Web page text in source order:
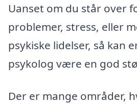
Uanset om du står over
problemer, stress, eller
psykiske lidelser, så kan
psykolog være en god
Der er mange områder,